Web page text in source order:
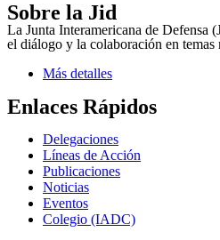
Sobre la Jid
La Junta Interamericana de Defensa
el diálogo y la colaboración en
Más detalles
Enlaces Rápidos
Delegaciones
Líneas de Acción
Publicaciones
Noticias
Eventos
Colegio (IADC)